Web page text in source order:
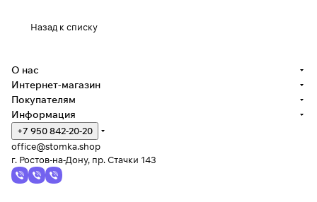
Назад к списку
О нас
Интернет-магазин
Покупателям
Информация
+7 950 842-20-20
office@stomka.shop
г. Ростов-на-Дону, пр. Стачки 143